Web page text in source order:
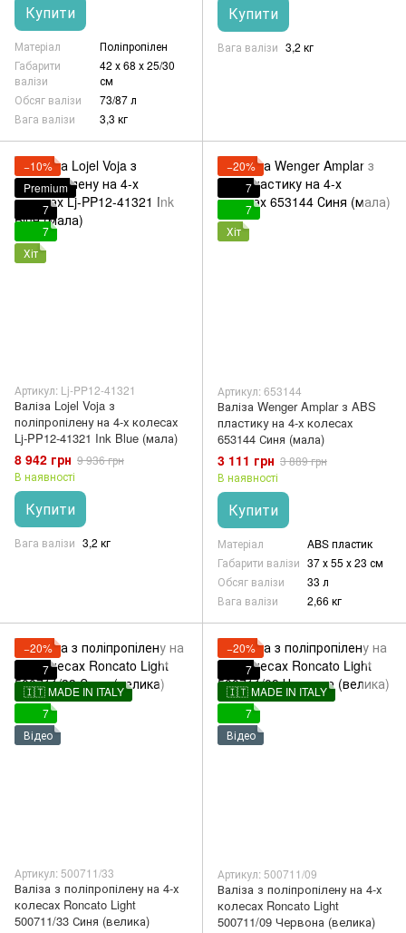
Купити
Матеріал
Поліпропілен
Габарити
валізи
42 х 68 х 25/30
см
Обсяг валізи
73/87 л
Вага валізи
3,3 кг
Купити
Вага валізи 3,2 кг
−10%
Premium
7
7
Хіт
Артикул: Lj-PP12-41321
Валіза Lojel Voja з
поліпропілену на 4-х колесах
Lj-PP12-41321 Ink Blue (мала)
8 942 грн 9 936 грн
В наявності
Купити
Вага валізи 3,2 кг
−20%
7
7
Хіт
Артикул: 653144
Валіза Wenger Amplar з ABS
пластику на 4-х колесах
653144 Синя (мала)
3 111 грн 3 889 грн
В наявності
Купити
Матеріал
ABS пластик
Габарити валізи 37 х 55 х 23 см
Обсяг валізи
33 л
Вага валізи
2,66 кг
−20%
7
🇮🇹 MADE IN ITALY
7
Відео
Артикул: 500711/33
Валіза з поліпропілену на 4-х
колесах Roncato Light
500711/33 Синя (велика)
−20%
7
🇮🇹 MADE IN ITALY
7
Відео
Артикул: 500711/09
Валіза з поліпропілену на 4-х
колесах Roncato Light
500711/09 Червона (велика)